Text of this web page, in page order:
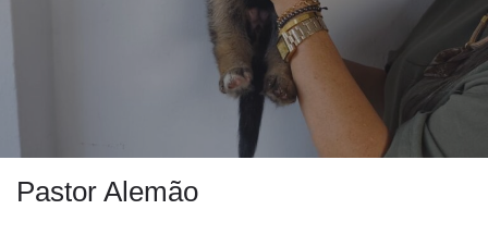
Pastor Alemão